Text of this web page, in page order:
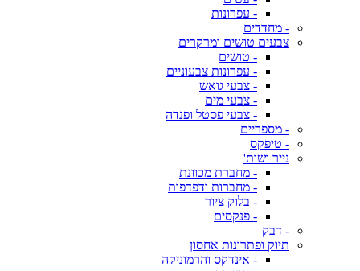
- עפרונות
- מחדדים
צבעים טושים ומרקרים
- טושים
- עפרונות צבעוניים
- צבעי גואש
- צבעי מים
- צבעי פסטל ופנדה
- מספריים
- טיפקס
נייר ושות'
- מחברת מכוונת
- מחברות ודפדפות
- בלוק ציור
- פנקסים
- דבק
תיוק ופתרונות אחסון
- אינדקס והרמוניקה